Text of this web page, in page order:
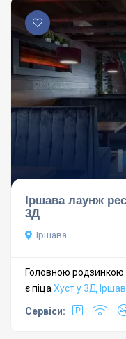
Іршава лаунж
3Д
Іршава
Головною родзинкою
є піца Хуст у 3Д
Сервіси: